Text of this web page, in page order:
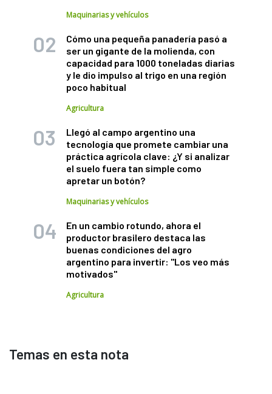
Maquinarias y vehículos
Cómo una pequeña panadería pasó a
ser un gigante de la molienda, con
capacidad para 1000 toneladas diarias
y le dio impulso al trigo en una región
poco habitual
Agricultura
Llegó al campo argentino una
tecnología que promete cambiar una
práctica agrícola clave: ¿Y si analizar
el suelo fuera tan simple como
apretar un botón?
Maquinarias y vehículos
En un cambio rotundo, ahora el
productor brasilero destaca las
buenas condiciones del agro
argentino para invertir: "Los veo más
motivados"
Agricultura
Temas en esta nota